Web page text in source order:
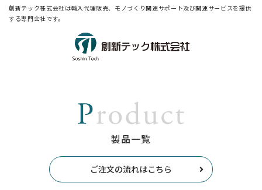
創新テック株式会社は輸入代理販売、モノづくり関連サポート及び関連サービスを提供
する専門会社です。
製品一覧
ご注文の流れはこちら